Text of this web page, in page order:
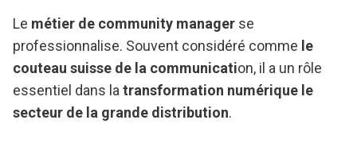
Le métier de community manager se
professionnalise. Souvent considéré comme le
couteau suisse de la communication, il a un rôle
essentiel dans latransformation numérique le
secteur de la grande distribution.